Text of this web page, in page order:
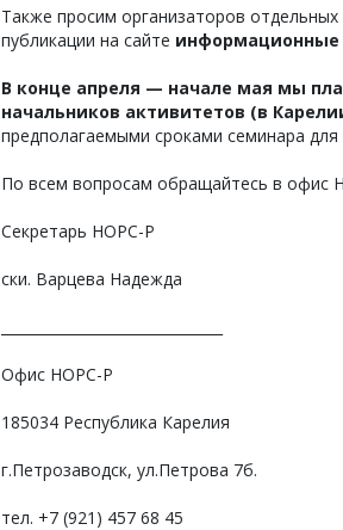
Также просим организаторов
публикации на сайте информационные
В конце апреля — начале мая мы
начальников активитетов (в
предполагаемыми сроками семинара
По всем вопросам обращайтесь в офис
Секретарь НОРС-Р
ски. Варцева Надежда
Офис НОРС-Р
185034 Республика Карелия
г.Петрозаводск, ул.Петрова 7б.
тел. +7 (921) 457 68 45